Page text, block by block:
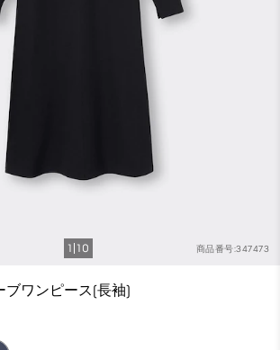
商品番号:347473
1 10
ブワンピース(長袖)